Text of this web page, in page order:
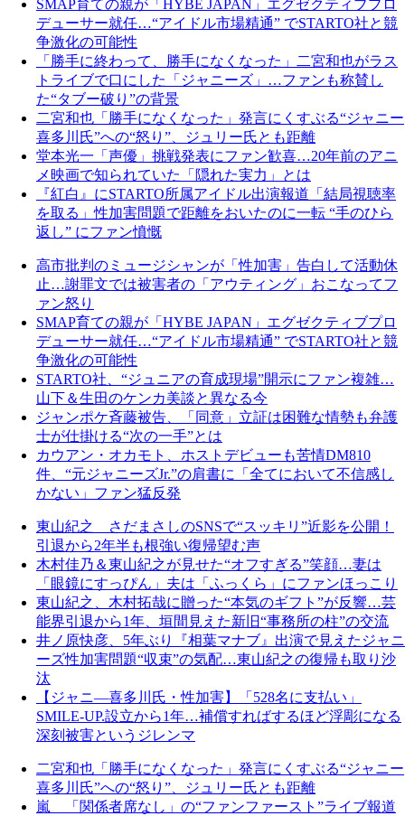
SMAP育ての親が「HYBE JAPAN」エグゼクティブプロ
デューサー就任…“アイドル市場精通” でSTARTO社と競
争激化の可能性
「勝手に終わって、勝手になくなった」二宮和也がラス
トライブで口にした「ジャニーズ」…ファンも称賛し
た“タブー破り”の背景
二宮和也「勝手になくなった」発言にくすぶる“ジャニー
喜多川氏”への“怒り”、ジュリー氏とも距離
堂本光一「声優」挑戦発表にファン歓喜…20年前のアニ
メ映画で知られていた「隠れた実力」とは
『紅白』にSTARTO所属アイドル出演報道「結局視聴率
を取る」性加害問題で距離をおいたのに一転 “手のひら
返し” にファン憤慨
高市批判のミュージシャンが「性加害」告白して活動休
止…謝罪文では被害者の「アウティング」おこなってフ
ァン怒り
SMAP育ての親が「HYBE JAPAN」エグゼクティブプロ
デューサー就任…“アイドル市場精通” でSTARTO社と競
争激化の可能性
STARTO社、“ジュニアの育成現場”開示にファン複雑…
山下＆生田のケンカ美談と異なる今
ジャンポケ斉藤被告、「同意」立証は困難な情勢も弁護
士が仕掛ける“次の一手”とは
カウアン・オカモト、ホストデビューも苦情DM810
件、“元ジャニーズJr.”の肩書に「全てにおいて不信感し
かない」ファン猛反発
東山紀之 さだまさしのSNSで“スッキリ”近影を公開！
引退から2年半も根強い復帰望む声
木村佳乃＆東山紀之が見せた“オフすぎる”笑顔…妻は
「眼鏡にすっぴん」夫は「ふっくら」にファンほっこり
東山紀之、木村拓哉に贈った“本気のギフト”が反響…芸
能界引退から1年、垣間見えた新旧“事務所の柱”の交流
井ノ原快彦、5年ぶり『相葉マナブ』出演で見えたジャニ
ーズ性加害問題“収束”の気配…東山紀之の復帰も取り沙
汰
【ジャニ—喜多川氏・性加害】「528名に支払い」
SMILE-UP.設立から1年…補償すればするほど浮彫になる
深刻被害というジレンマ
二宮和也「勝手になくなった」発言にくすぶる“ジャニー
喜多川氏”への“怒り”、ジュリー氏とも距離
嵐 「関係者席なし」の“ファンファースト”ライブ報道